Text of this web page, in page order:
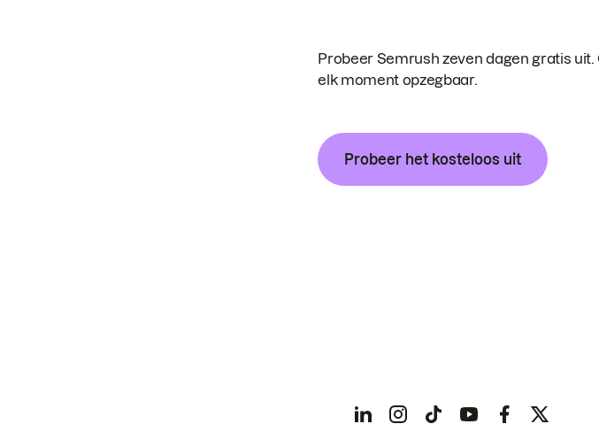
Probeer Semrush zeven dagen gratis uit.
elk moment opzegbaar.
Probeer het kosteloos uit